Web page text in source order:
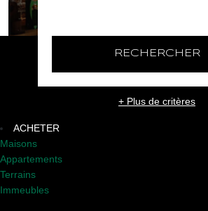
RECHERCHER
+ Plus de critères
ACHETER
Maisons
Appartements
Terrains
Immeubles